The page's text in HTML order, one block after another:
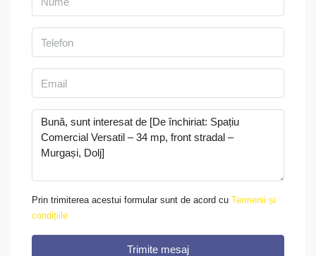
Prin trimiterea acestui formular sunt de acord cu Termenii și
condițiile
Trimite mesaj